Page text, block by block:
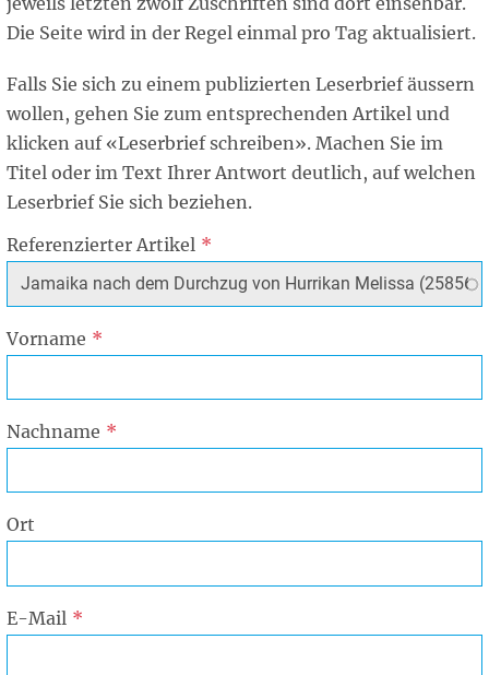
Die Seite wird in der Regel einmal pro Tag aktualisiert.
Falls Sie sich zu einem publizierten Leserbrief äussern
wollen, gehen Sie zum entsprechenden Artikel und
klicken auf «Leserbrief schreiben». Machen Sie im
Titel oder im Text Ihrer Antwort deutlich, auf welchen
Leserbrief Sie sich beziehen.
Referenzierter Artikel
Vorname
Nachname
Ort
E-Mail